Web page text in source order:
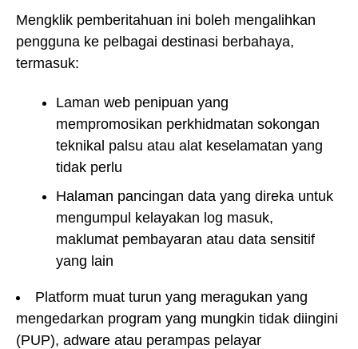
Mengklik pemberitahuan ini boleh mengalihkan
pengguna ke pelbagai destinasi berbahaya,
termasuk:
Laman web penipuan yang
mempromosikan perkhidmatan sokongan
teknikal palsu atau alat keselamatan yang
tidak perlu
Halaman pancingan data yang direka untuk
mengumpul kelayakan log masuk,
maklumat pembayaran atau data sensitif
yang lain
Platform muat turun yang meragukan yang
mengedarkan program yang mungkin tidak diingini
(PUP), adware atau perampas pelayar